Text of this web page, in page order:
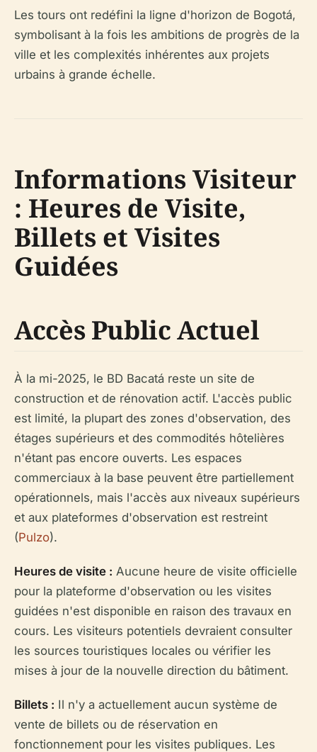
Les tours ont redéfini la ligne d'horizon de Bogotá,
symbolisant à la fois les ambitions de progrès de la
ville et les complexités inhérentes aux projets
urbains à grande échelle.
Informations Visiteur
: Heures de Visite,
Billets et Visites
Guidées
Accès Public Actuel
À la mi-2025, le BD Bacatá reste un site de
construction et de rénovation actif. L'accès public
est limité, la plupart des zones d'observation, des
étages supérieurs et des commodités hôtelières
n'étant pas encore ouverts. Les espaces
commerciaux à la base peuvent être partiellement
opérationnels, mais l'accès aux niveaux supérieurs
et aux plateformes d'observation est restreint
(Pulzo).
Heures de visite : Aucune heure de visite officielle
pour la plateforme d'observation ou les visites
guidées n'est disponible en raison des travaux en
cours. Les visiteurs potentiels devraient consulter
les sources touristiques locales ou vérifier les
mises à jour de la nouvelle direction du bâtiment.
Billets : Il n'y a actuellement aucun système de
vente de billets ou de réservation en
fonctionnement pour les visites publiques. Les